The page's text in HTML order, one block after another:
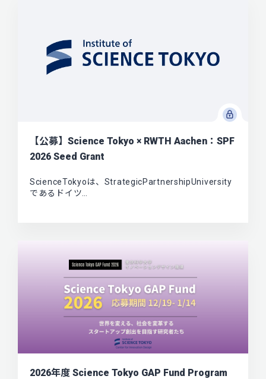
【公募】Science Tokyo × RWTH Aachen：SPF
2026 Seed Grant
ScienceTokyoは、StrategicPartnershipUniversity
であるドイツ…
2026年度 Science Tokyo GAP Fund Program